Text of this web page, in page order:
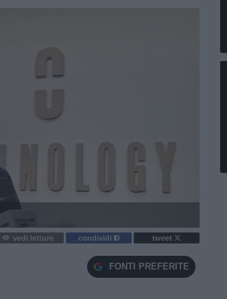
vedi letture condividi
tweet
FONTI PREFERITE